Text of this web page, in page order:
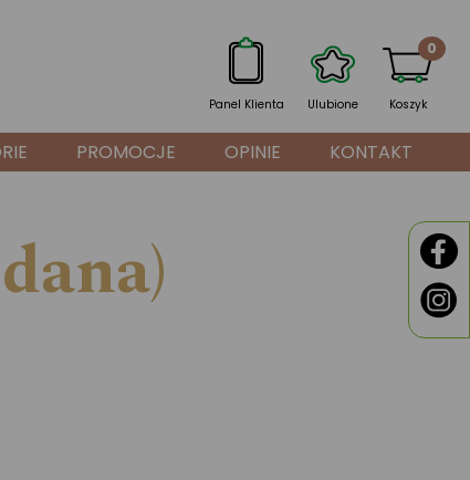
Panel Klienta Ulubione Koszyk
0
PROMOCJE OPINIE KONTAKT